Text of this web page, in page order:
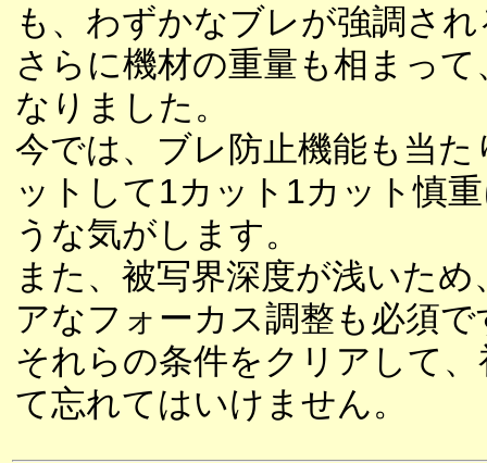
も、わずかなブレが強調さ
さらに機材の重量も相まっ
なりました。
今では、ブレ防止機能も当
ットして1カット1カット慎
うな気がします。
また、被写界深度が浅いた
アなフォーカス調整も必須で
それらの条件をクリアして
て忘れてはいけません。